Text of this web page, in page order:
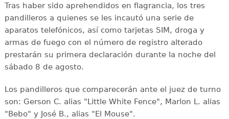
Tras haber sido aprehendidos en flagrancia, los tres
pandilleros a quienes se les incautó una serie de
aparatos telefónicos, así como tarjetas SIM, droga y
armas de fuego con el número de registro alterado
prestarán su primera declaración durante la noche del
sábado 8 de agosto.
Los pandilleros que comparecerán ante el juez de turno
son: Gerson C. alias "Little White Fence", Marlon L. alias
"Bebo" y José B., alias "El Mouse".